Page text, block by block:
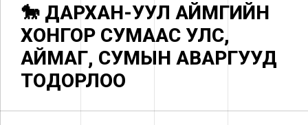
🐎 ДАРХАН-УУЛ АЙМГИЙН
ХОНГОР СУМААС УЛС,
АЙМАГ, СУМЫН АВАРГУУД
ТОДОРЛОО